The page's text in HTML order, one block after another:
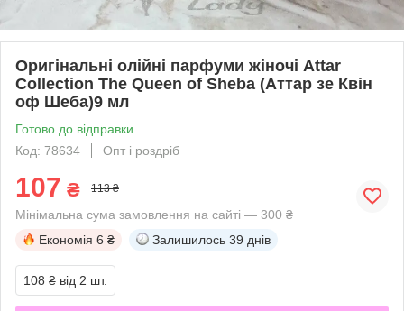
Оригінальні олійні парфуми жіночі Attar
Collection The Queen of Sheba (Аттар зе Квін
оф Шеба)9 мл
Готово до відправки
Код: 78634
Опт і роздріб
107 ₴ 113 ₴
Мінімальна сума замовлення на сайті — 300 ₴
Економія 6 ₴ Залишилось 39 днів
108 ₴ від 2 шт.